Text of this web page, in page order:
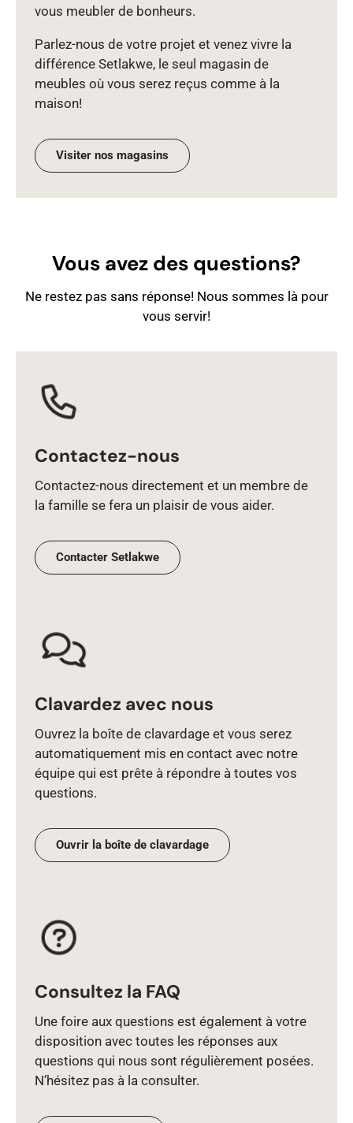
vous meubler de bonheurs.
Parlez‑nous de votre projet et venez vivre la
différence Setlakwe, le seul magasin de
meubles où vous serez reçus comme à la
maison!
Visiter nos magasins
Vous avez des questions?
Ne restez pas sans réponse! Nous sommes là pour
vous servir!
Contactez-nous
Contactez‑nous directement et un membre de
la famille se fera un plaisir de vous aider.
Contacter Setlakwe
Clavardez avec nous
Ouvrez la boîte de clavardage et vous serez
automatiquement mis en contact avec notre
équipe qui est prête à répondre à toutes vos
questions.
Ouvrir la boîte de clavardage
Consultez la FAQ
Une foire aux questions est également à votre
disposition avec toutes les réponses aux
questions qui nous sont régulièrement posées.
N’hésitez pas à la consulter.